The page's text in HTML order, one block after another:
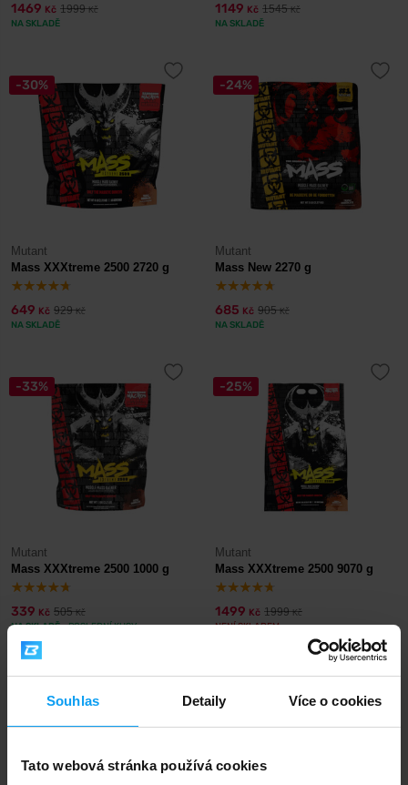
Souhlas Detaily Více o cookies
Tato webová stránka používá cookies
1469 Kč 1999Kč
NA SKLADĚ
1149 Kč 1545Kč
NA SKLADĚ
-30%
Mutant
Mass XXXtreme 2500 2720 g
649 Kč 929Kč
NA SKLADĚ
-24%
Mutant
Mass New 2270 g
685 Kč 905Kč
NA SKLADĚ
-33%
Mutant
Mass XXXtreme 2500 1000 g
339 Kč 505Kč
NA SKLADĚ- POSLEDNÍ KUSY
-25%
Mutant
Mass XXXtreme 2500 9070 g
1499 Kč 1999Kč
NENÍ SKLADEM